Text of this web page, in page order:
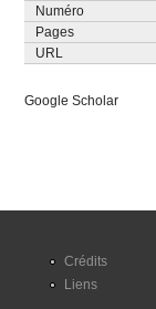
Numéro
Pages
URL
Google Scholar
Crédits
Liens